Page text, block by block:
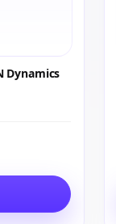
Dynamics